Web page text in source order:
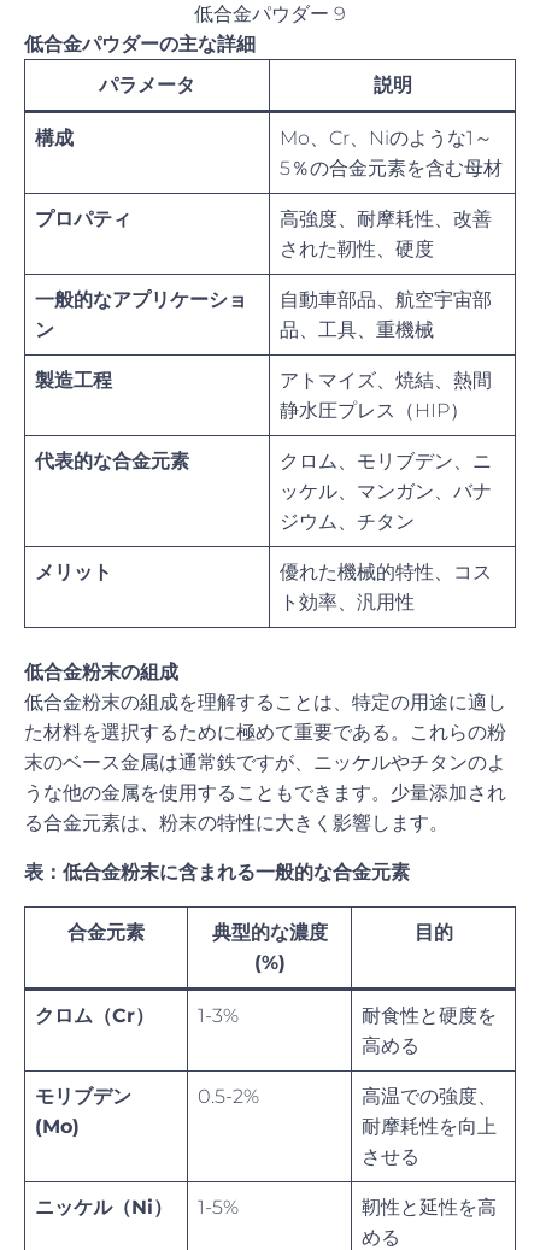
低合金パウダー 9
低合金パウダーの主な詳細
パラメータ
説明
構成
Mo、Cr、Niのような1～
5％の合金元素を含む母材
プロパティ
高強度、耐摩耗性、改善
された靭性、硬度
一般的なアプリケーショ
ン
自動車部品、航空宇宙部
品、工具、重機械
製造工程
アトマイズ、焼結、熱間
静水圧プレス（HIP）
代表的な合金元素
クロム、モリブデン、ニ
ッケル、マンガン、バナ
ジウム、チタン
メリット
優れた機械的特性、コス
ト効率、汎用性
低合金粉末の組成
低合金粉末の組成を理解することは、特定の用途に適し
た材料を選択するために極めて重要である。これらの粉
末のベース金属は通常鉄ですが、ニッケルやチタンのよ
うな他の金属を使用することもできます。少量添加され
る合金元素は、粉末の特性に大きく影響します。
表：低合金粉末に含まれる一般的な合金元素
合金元素
典型的な濃度
(%)
目的
クロム（Cr） 1-3%
耐食性と硬度を
高める
モリブデン
(Mo)
0.5-2%
高温での強度、
耐摩耗性を向上
させる
ニッケル（Ni） 1-5%
靭性と延性を高
める